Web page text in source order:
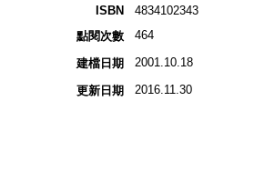
ISBN
4834102343
點閱次數
464
建檔日期 2001.10.18
更新日期 2016.11.30